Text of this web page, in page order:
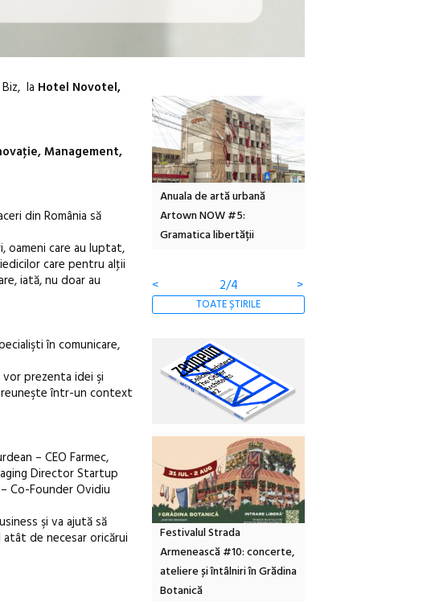
la Hotel Novotel,
Management,
din România să
oameni care au luptat,
care pentru alţii
iată, nu doar au
în comunicare,
prezenta idei şi
reuneşte într-un context
– CEO Farmec,
Director Startup
Co-Founder Ovidiu
şi va ajută să
de necesar oricărui
Awards 2026
Anuala de artă urbană
Artown NOW #5:
Gramatica libertății
< 2/4 >
TOATE ȘTIRILE
Festivalul Strada
Armenească #10: concerte,
ateliere și întâlniri în Grădina
Botanică